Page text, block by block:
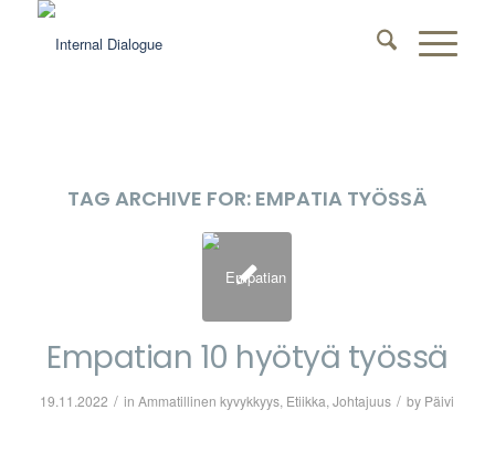
TAG ARCHIVE FOR: EMPATIA TYÖSSÄ
Empatian 10 hyötyä työssä
19.11.2022 / inAmmatillinen kyvykkyys, Etiikka,Johtajuus / by Päivi